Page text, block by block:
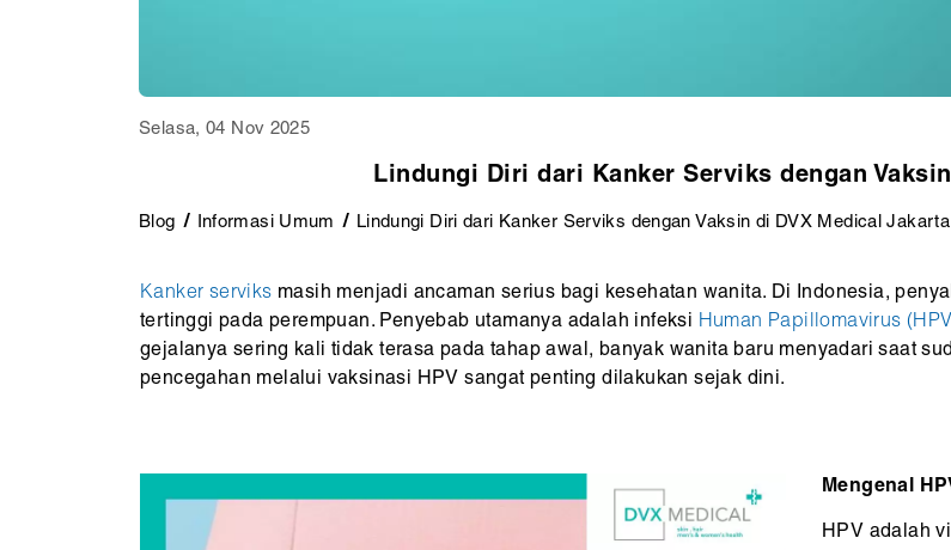
Selasa, 04 Nov 2025
Lindungi Diri dari Kanker Serviks dengan
Blog Informasi Umum Lindungi Diri dari Kanker Serviks dengan Vaksin di DVX Medical Jakarta
Kanker serviks masih menjadi ancaman serius bagi kesehatan wanita. Di Indonesia,
tertinggi pada perempuan. Penyebab utamanya adalah infeksi Human Papillomavirus
gejalanya sering kali tidak terasa pada tahap awal, banyak wanita baru menyadari saat
pencegahan melalui vaksinasi HPV sangat penting dilakukan sejak dini.
Mengenal
HPV adalah